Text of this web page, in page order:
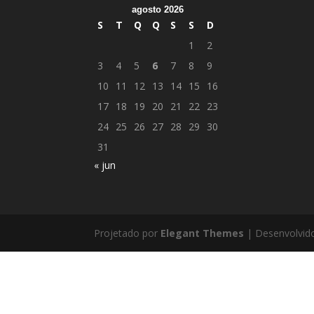
agosto 2026
S T Q Q S S
D
1
2
3
4 5 6 7 8
9
10
11 12 13 14 15
16
17 18 19 20 21 22
23
24 25 26 27 28 29
30
31
« jun
Projetado por Elegant Themes |